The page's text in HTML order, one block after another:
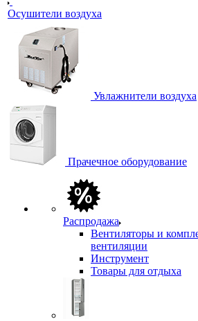
Осушители воздуха
Увлажнители воздуха
Прачечное оборудование
Распродажа
Вентиляторы и
вентиляции
Инструмент
Товары для отдыха